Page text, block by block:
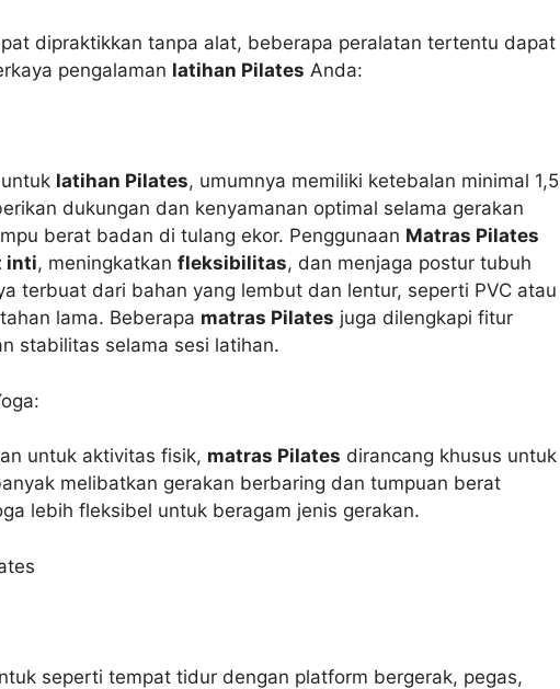
dipraktikkan tanpa alat, beberapa peralatan tertentu dapat
pengalaman latihan Pilates Anda:
latihan Pilates, umumnya memiliki ketebalan minimal 1,5
dukungan dan kenyamanan optimal selama gerakan
berat badan di tulang ekor. Penggunaan Matras Pilates
inti, meningkatkan fleksibilitas, dan menjaga postur tubuh
terbuat dari bahan yang lembut dan lentur, seperti PVC atau
lama. Beberapa matras Pilates juga dilengkapi fitur
stabilitas selama sesi latihan.
untuk aktivitas fisik, matras Pilates dirancang khusus untuk
melibatkan gerakan berbaring dan tumpuan berat
lebih fleksibel untuk beragam jenis gerakan.
seperti tempat tidur dengan platform bergerak, pegas,